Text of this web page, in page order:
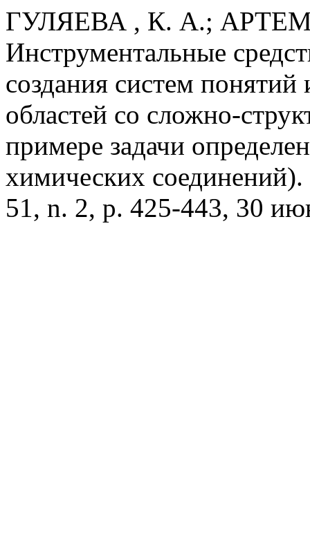
ГУЛЯЕВА , К. А.;
Инструментальные
создания систем
областей со сложно-
примере задачи
химических соединений).
51, n. 2, p. 425-443, 30